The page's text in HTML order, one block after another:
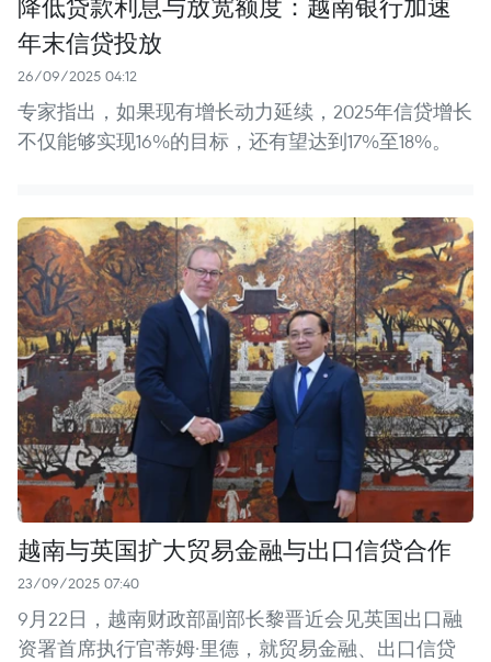
年末信贷投放
26/09/2025 04:12
专家指出，如果现有增长动力延续，2025年信贷增长
不仅能够实现16%的目标，还有望达到17%至18%。
越南与英国扩大贸易金融与出口信贷合作
23/09/2025 07:40
9月22日，越南财政部副部长黎晋近会见英国出口融
资署首席执行官蒂姆·里德，就贸易金融、出口信贷